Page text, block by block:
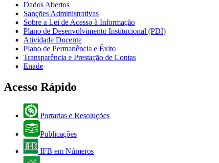
Dados Abertos
Sanções Administrativas
Sobre a Lei de Acesso à Informação
Plano de Desenvolvimento Institucional (PDI)
Atividade Docente
Plano de Permanência e Êxito
Transparência e Prestação de Contas
Enade
Acesso Rápido
Portarias e Resoluções
Publicações
IFB em Números